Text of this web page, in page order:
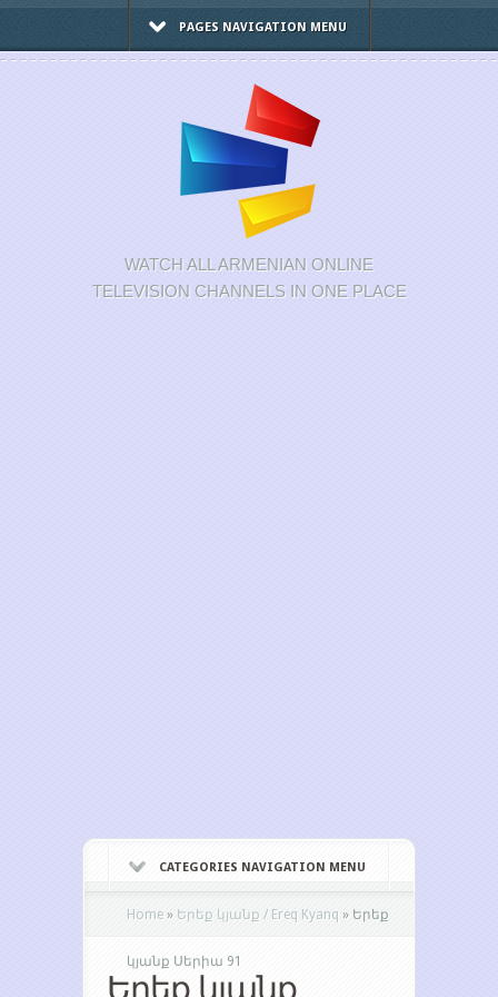
PAGES NAVIGATION MENU
WATCH ALL ARMENIAN ONLINE
TELEVISION CHANNELS IN ONE PLACE
CATEGORIES NAVIGATION MENU
Home » Երեք կյանք / Ereq Kyanq » Երեք
կյանք Սերիա 91
Երեք կյանք